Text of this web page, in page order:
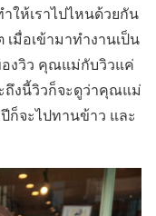
ให้เราไปไหนด้วยกัน
มื่อเข้ามาทำงานเป็น
งวิว คุณแม่กับวิวแค่
ถึงนี้วิวก็จะดูว่าคุณแม่
ก็จะไปทานข้าว และ